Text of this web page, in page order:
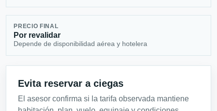
PRECIO FINAL
Por revalidar
Depende de disponibilidad aérea y hotelera
Evita reservar a ciegas
El asesor confirma si la tarifa observada mantiene